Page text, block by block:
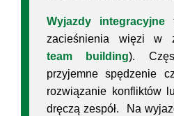
Wyjazdy integracyjne
zacieśnienia więzi w
team building).
przyjemne spędzenie
rozwiązanie konfliktów
dręczą zespół. Na